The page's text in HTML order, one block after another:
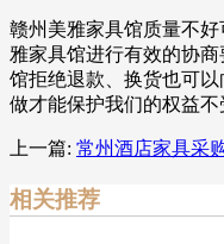
赣州美雅家具馆质量不
雅家具馆进行有效的协
馆拒绝退款、换货也可
做才能保护我们的权益不
上一篇: 常州酒店家具采
相关推荐